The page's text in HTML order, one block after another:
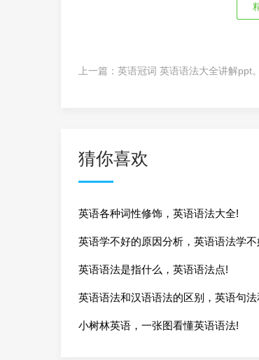
上一篇： 英语冠词 英语语法大全讲解ppt。
猜你喜欢
英语各种词性修饰，英语语法大全!
英语学不好的原因分析，英语语法学
英语语法是指什么，英语语法点!
英语语法和汉语语法的区别，英语句
小树林英语，一张图看懂英语语法!